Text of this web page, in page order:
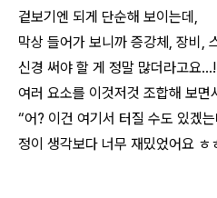
겉보기엔 되게 단순해 보이는데,
막상 들어가 보니까 증강체, 장비,
신경 써야 할 게 정말 많더라고요…!
여러 요소를 이것저것 조합해 보면
“어? 이건 여기서 터질 수도 있겠
정이 생각보다 너무 재밌었어요 ㅎ